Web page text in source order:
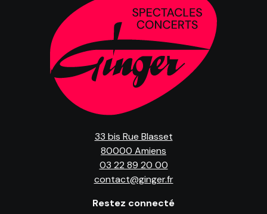
33 bis Rue Blasset
80000 Amiens
03 22 89 20 00
contact@ginger.fr
Restez connecté